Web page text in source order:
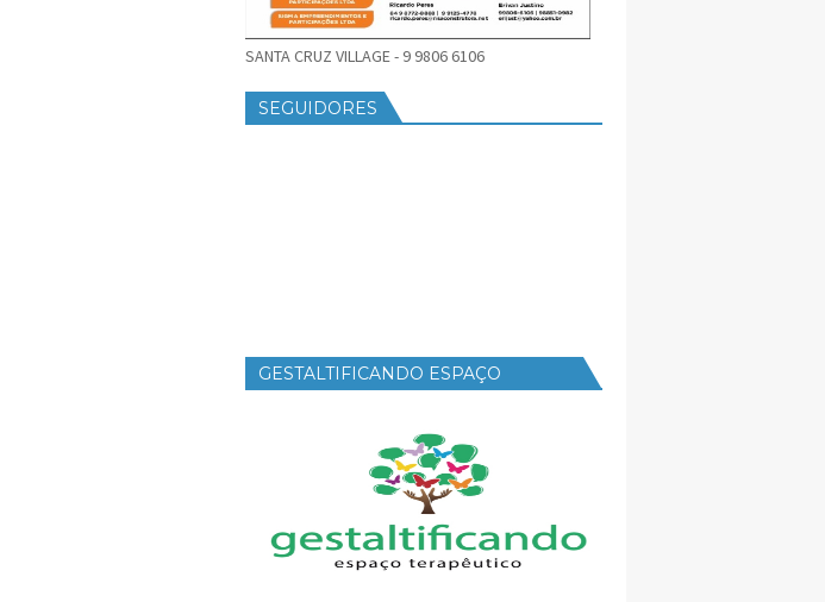
SANTA CRUZ VILLAGE - 9 9806 6106
SEGUIDORES
GESTALTIFICANDO ESPAÇO